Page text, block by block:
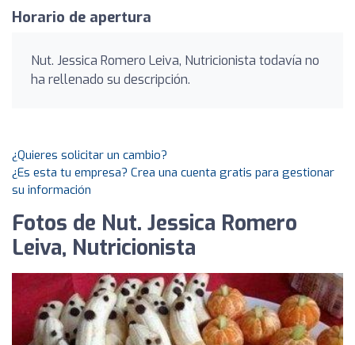
Horario de apertura
Nut. Jessica Romero Leiva, Nutricionista todavía no
ha rellenado su descripción.
¿Quieres solicitar un cambio?
¿Es esta tu empresa? Crea una cuenta gratis para gestionar
su información
Fotos de Nut. Jessica Romero
Leiva, Nutricionista